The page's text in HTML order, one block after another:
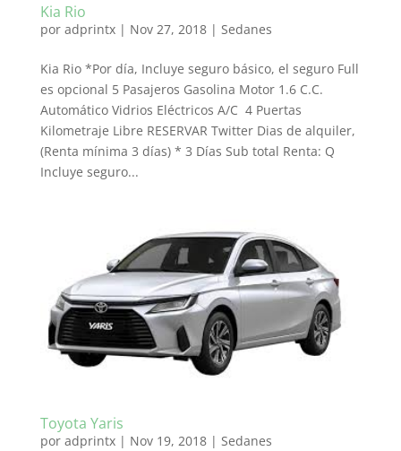
Kia Rio
por adprintx| Nov 27, 2018| Sedanes
Kia Rio *Por día, Incluye seguro básico, el seguro Full
es opcional 5 Pasajeros Gasolina Motor 1.6 C.C.
Automático Vidrios Eléctricos A/C 4 Puertas
Kilometraje Libre RESERVAR Twitter Dias de alquiler,
(Renta mínima 3 días) * 3 Días Sub total Renta: Q
Incluye seguro...
Toyota Yaris
por adprintx| Nov 19, 2018| Sedanes